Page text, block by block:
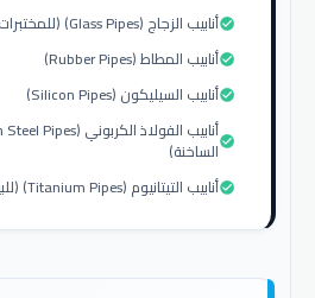
أنابيب الزجاج (Glass Pipes) (للمختبرات)check_circle
أنابيب المطاط (Rubber Pipes)check_circle
أنابيب السيليكون (Silicon Pipes)check_circle
الساخنة)check_circle
أنابيب التيتانيوم (Titanium Pipes) (للبيئات المسببة للتآكل)check_circle